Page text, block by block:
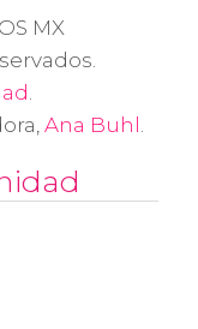
MX
Ana Buhl